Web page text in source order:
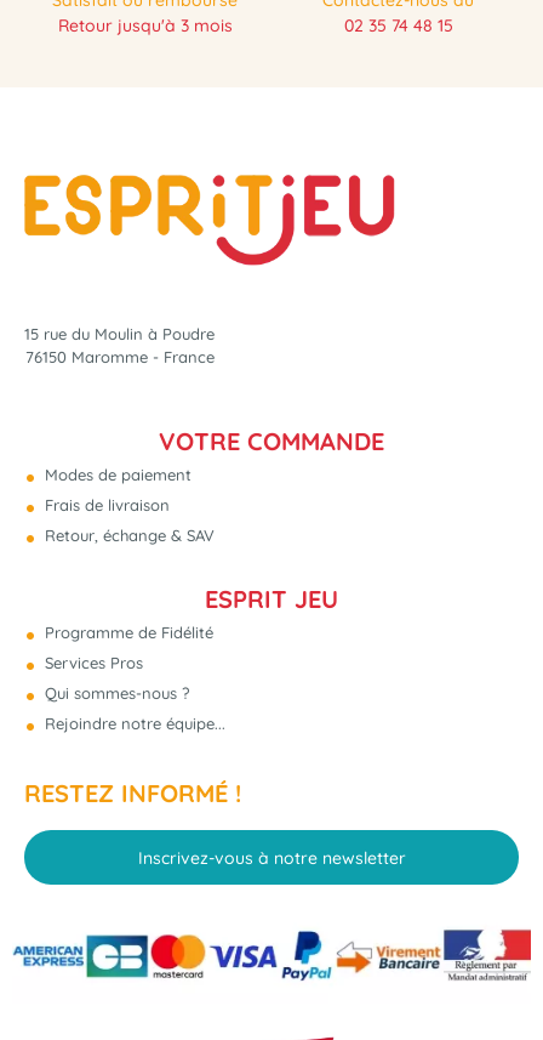
Retour jusqu'à 3 mois
02 35 74 48 15
15 rue du Moulin à Poudre
76150 Maromme - France
VOTRE COMMANDE
Modes de paiement
Frais de livraison
Retour, échange & SAV
ESPRIT JEU
Programme de Fidélité
Services Pros
Qui sommes-nous ?
Rejoindre notre équipe...
RESTEZ INFORMÉ !
Inscrivez-vous à notre newsletter